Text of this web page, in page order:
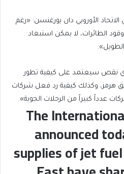
الأوروبي دان يورغنسن: «رغم
الطائرات، لا يمكن استبعاد
نقص سيعتمد على كيفية تطور
هرمز، وكذلك كيفية رد فعل شركات
عدداً كبيراً من الرحلات الجوية».
The
announced
supplies of jet